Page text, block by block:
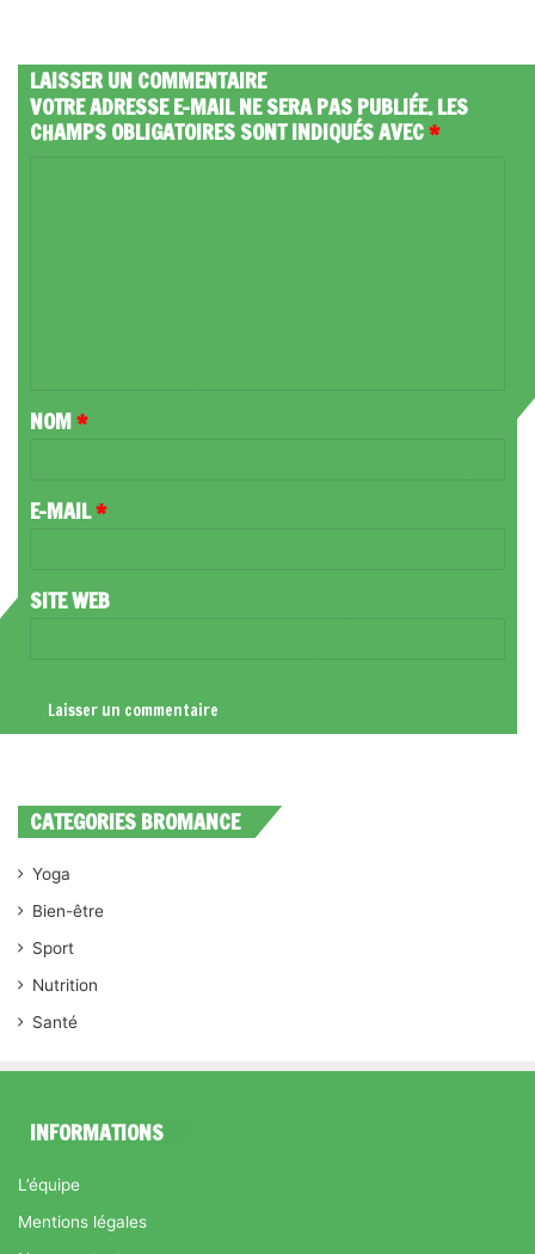
LAISSER UN COMMENTAIRE
VOTRE ADRESSE E-MAIL NE SERA PAS PUBLIÉE.LES
CHAMPS OBLIGATOIRES SONT INDIQUÉS AVEC*
A
R
NOM*
E-MAIL*
SITE WEB
CATEGORIES BROMANCE
Yoga
Bien-être
Sport
Nutrition
Santé
INFORMATIONS
L’équipe
Mentions légales